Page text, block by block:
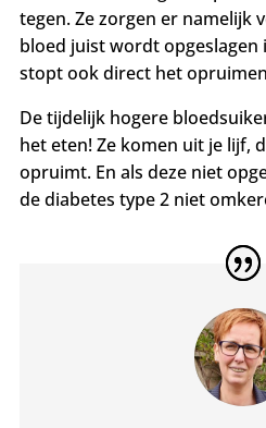
tegen. Ze zorgen er namelijk
bloed juist wordt opgeslagen
stopt ook direct het
De tijdelijk hogere
het eten! Ze komen uit je lijf,
opruimt. En als deze niet
de diabetes type 2 niet